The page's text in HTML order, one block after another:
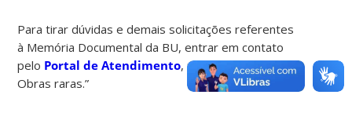
Para tirar dúvidas e demais solicitações referentes
à Memória Documental da BU, entrar em contato
pelo Portal de Atendimento, na opção de serviço
Obras raras.”